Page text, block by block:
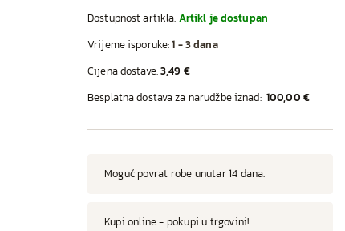
Dostupnost artikla: Artikl je dostupan
Vrijeme isporuke:1 - 3 dana
Cijena dostave:3,49 €
Besplatna dostava za narudžbe iznad: 100,00 €
Moguć povrat robe unutar 14 dana.
Kupi online - pokupi u trgovini!